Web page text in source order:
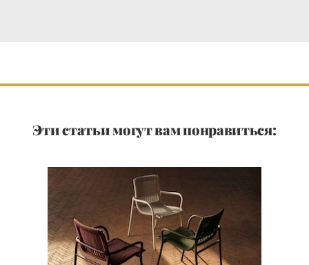
Эти статьи могут вам понравиться: